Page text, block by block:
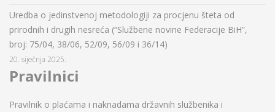
Uredba o jedinstvenoj metodologiji za procjenu šteta od
prirodnih i drugih nesreća (“Službene novine Federacije BiH”,
broj: 75/04, 38/06, 52/09, 56/09 i 36/14)
20. siječnja 2025.
Pravilnici
Pravilnik o plaćama i naknadama državnih službenika i